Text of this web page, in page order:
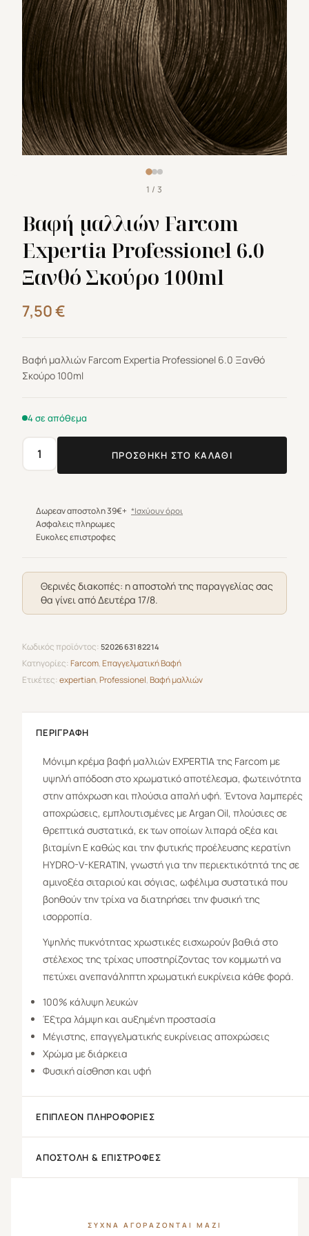
1 / 3
Βαφή μαλλιών Farcom
Expertia Professionel 6.0
Ξανθό Σκούρο 100ml
7,50€
Βαφή μαλλιών Farcom Expertia Professionel 6.0 Ξανθό
Σκούρο 100ml
4 σε απόθεμα
Βαφή
μαλλιών
Expertia
Professionel
6.0
Σκούρο
100ml
ποσότητα
ΠΡΟΣΘΉΚΗ ΣΤΟ ΚΑΛΆΘΙ
Δωρεαν αποστολη 39€+ *Ισχύουν όροι
Ασφαλεις πληρωμες
Ευκολες επιστροφες
Θερινές διακοπές: η αποστολή της παραγγελίας σας
θα γίνει από Δευτέρα 17/8.
Κωδικός προϊόντος: 5202663182214
Κατηγορίες:Farcom,Επαγγελματική Βαφή
Ετικέτες:expertian,Professionel,Βαφή μαλλιών
ΠΕΡΙΓΡΑΦΉ
Μόνιμη κρέμα βαφή μαλλιών EXPERTIA της Farcom με
υψηλή απόδοση στο χρωματικό αποτέλεσμα, φωτεινότητα
στην απόχρωση και πλούσια απαλή υφή. Έντονα λαμπερές
αποχρώσεις, εμπλουτισμένες με Argan Oil, πλούσιες σε
θρεπτικά συστατικά, εκ των οποίων λιπαρά οξέα και
βιταμίνη Ε καθώς και την φυτικής προέλευσης κερατίνη
HYDRO-V-KERATIN, γνωστή για την περιεκτικότητά της σε
αμινοξέα σιταριού και σόγιας, ωφέλιμα συστατικά που
βοηθούν την τρίχα να διατηρήσει την φυσική της
ισορροπία.
Υψηλής πυκνότητας χρωστικές εισχωρούν βαθιά στο
στέλεχος της τρίχας υποστηρίζοντας τον κομμωτή να
πετύχει ανεπανάληπτη χρωματική ευκρίνεια κάθε φορά.
100% κάλυψη λευκών
Έξτρα λάμψη και αυξημένη προστασία
Μέγιστης, επαγγελματικής ευκρίνειας αποχρώσεις
Χρώμα με διάρκεια
Φυσική αίσθηση και υφή
ΕΠΙΠΛΈΟΝ ΠΛΗΡΟΦΟΡΊΕΣ
ΑΠΟΣΤΟΛΉ & ΕΠΙΣΤΡΟΦΈΣ
ΣΥΧΝΆ ΑΓΟΡΆΖΟΝΤΑΙ ΜΑΖΊ